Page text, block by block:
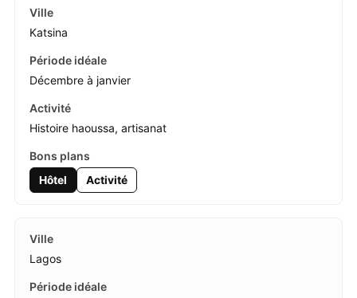
Katsina
Décembre à janvier
Histoire haoussa, artisanat
Hôtel Activité
Lagos